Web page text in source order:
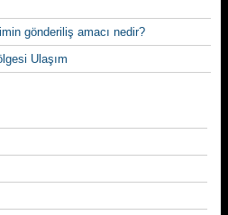
gönderiliş amacı nedir?
Ulaşım